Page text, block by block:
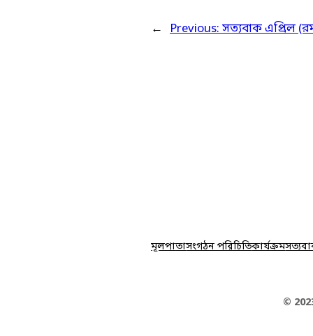
← Previous:সত্যবাক এপ্রিল
মূলপাতাসংগঠন পরিচিতিকার্যক্রম
©